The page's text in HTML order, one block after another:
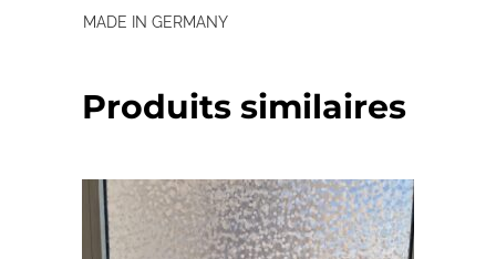
MADE IN GERMANY
Produits similaires